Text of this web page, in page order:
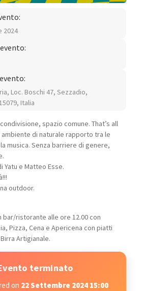
2024
Loc. Boschi 47, Sezzadio,
Italia
spazio comune. That’s all
di naturale rapporto tra le
musica. Senza barriere di genere,
Yatu e Matteo Esse.
outdoor.
bar/ristorante alle ore 12.00 con
Pizza, Cena e Apericena con piatti
Artigianale.
terminato
on 22 Settembre 2024 15:00